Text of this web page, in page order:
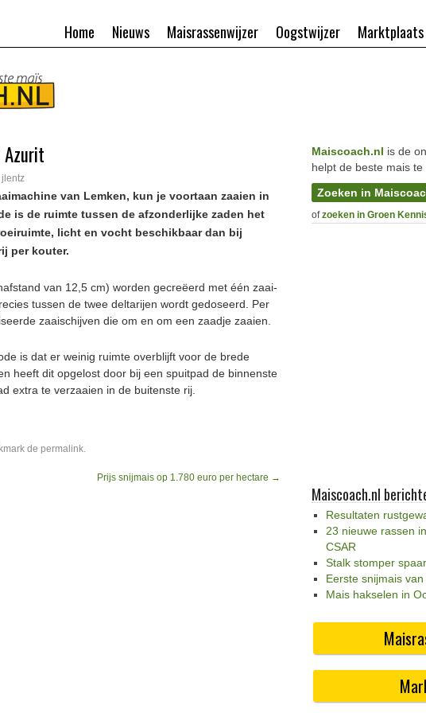
Marktplaats
Oogstwijzer
Maisrassenwijzer
Nieuws
Home
jlentz
van Lemken, kun je voortaan zaaien in
is de ruimte tussen de afzonderlijke zaden het
licht en vocht beschikbaar dan bij
per kouter.
van 12,5 cm) worden gecreëerd met één zaai-
tussen de twee deltarijen wordt gedoseerd. Per
zaaischijven die om en om een zaadje zaaien.
is dat er weinig ruimte overblijft voor de brede
heeft dit opgelost door bij een spuitpad de binnenste
extra te verzaaien in de buitenste rij.
de permalink.
Prijs snijmais op 1.780 euro per hectare →
Maiscoach.nl is de
helpt de beste mais te
Zoeken in
ofzoeken in Groen
Maiscoach.nl
Resultaten
23 nieuwe rassen
CSAR
Stalk stomper
Eerste snijmais
Mais hakselen in